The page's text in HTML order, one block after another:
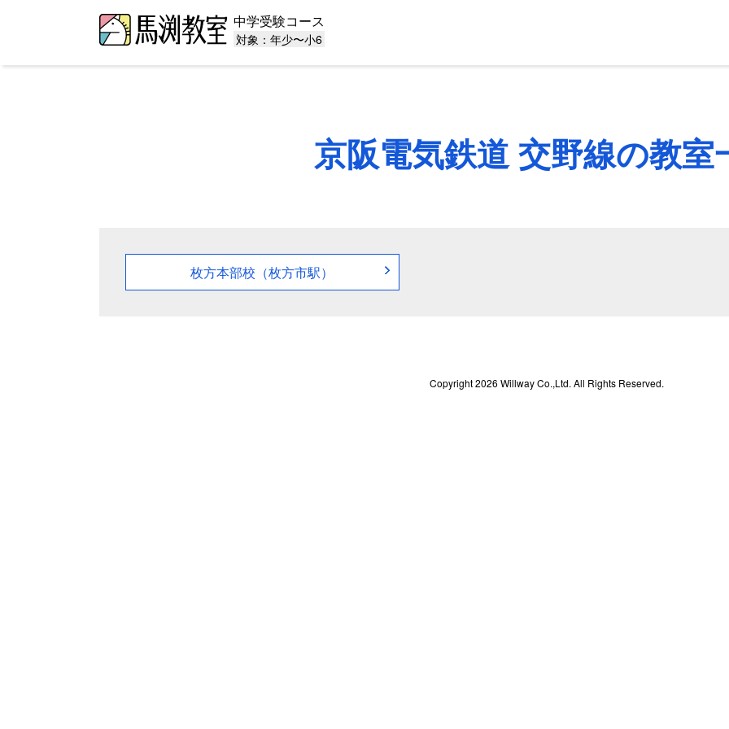
中学受験コース
対象：年少〜小6
京阪電気鉄道 交野線の教室
枚方本部校（枚方市駅）
Copyright 2026 Willway Co.,Ltd. All Rights Reserved.